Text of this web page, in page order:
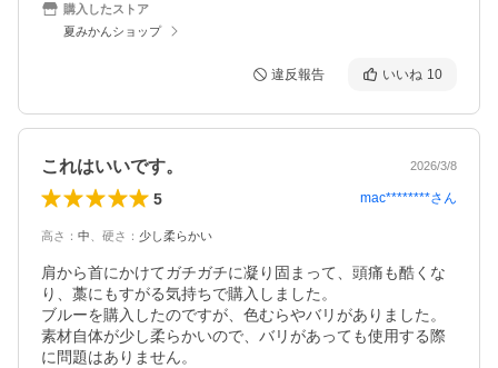
購入したストア
夏みかんショップ
違反報告 いいね 10
これはいいです。 2026/3/8
5 mac********さん
高さ ： 中 硬さ ： 少し柔らかい
肩から首にかけてガチガチに凝り固まって、頭痛も酷くな
り、藁にもすがる気持ちで購入しました。
ブルーを購入したのですが、色むらやバリがありました。
素材自体が少し柔らかいので、バリがあっても使用する際
に問題はありません。